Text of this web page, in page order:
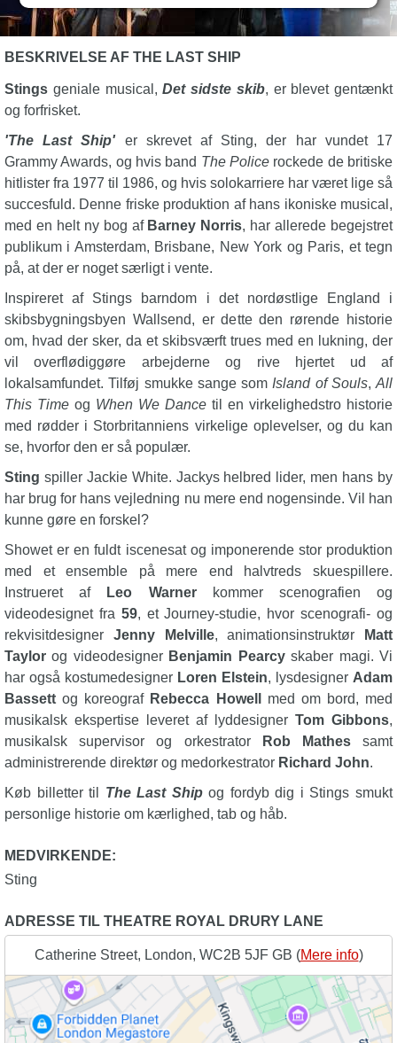
BESKRIVELSE AF THE LAST SHIP
Stings geniale musical,Det sidste skib, er blevet gentænkt
og forfrisket.
'The Last Ship'er skrevet af Sting, der har vundet 17
Grammy Awards, og hvis band The Police rockede de britiske
hitlister fra 1977 til 1986, og hvis solokarriere har været lige så
succesfuld. Denne friske produktion af hans ikoniske musical,
med en helt ny bog af Barney Norris, har allerede begejstret
publikum i Amsterdam, Brisbane, New York og Paris, et tegn
på, at der er noget særligt i vente.
Inspireret af Stings barndom i det nordøstlige England i
skibsbygningsbyen Wallsend, er dette den rørende historie
om, hvad der sker, da et skibsværft trues med en lukning, der
vil overflødiggøre arbejderne og rive hjertet ud af
lokalsamfundet. Tilføj smukke sange som Island of Souls, All
This Time og When We Dance til en virkelighedstro historie
med rødder i Storbritanniens virkelige oplevelser, og du kan
se, hvorfor den er så populær.
Sting spiller Jackie White. Jackys helbred lider, men hans by
har brug for hans vejledning nu mere end nogensinde. Vil han
kunne gøre en forskel?
Showet er en fuldt iscenesat og imponerende stor produktion
med et ensemble på mere end halvtreds skuespillere.
Instrueret af
Leo Warnerkommer scenografien og
videodesignet fra 59, et Journey-studie, hvor scenografi- og
rekvisitdesigner Jenny Melville, animationsinstruktør
Matt
Taylor og videodesigner Benjamin Pearcyskaber magi. Vi
har også kostumedesigner Loren Elstein, lysdesigner Adam
Bassett og koreograf Rebecca Howell
med om bord, med
musikalsk ekspertise leveret af lyddesigner Tom Gibbons,
musikalsk supervisor og orkestrator
Rob Mathessamt
administrerende direktør og medorkestrator Richard John.
Køb billetter til The Last Shipog fordyb dig i Stings smukt
personlige historie om kærlighed, tab og håb.
MEDVIRKENDE:
Sting
ADRESSE TIL THEATRE ROYAL DRURY LANE
Catherine Street, London, WC2B 5JF GB (Mere info)